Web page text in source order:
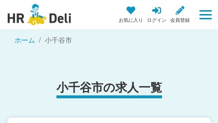
お気に入り ログイン 会員登録
ホーム 小千谷市
小千谷市の求人一覧